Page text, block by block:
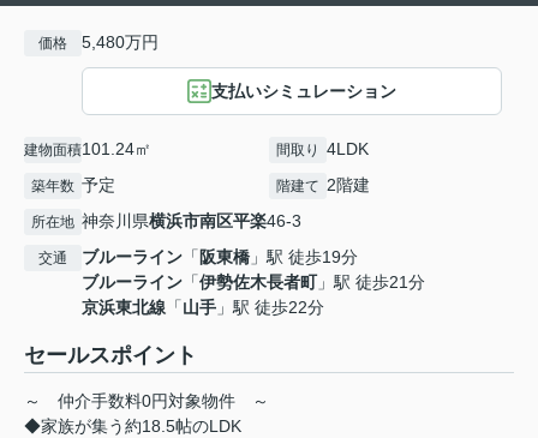
価格 5,480万円
支払いシミュレーション
建物面積101.24㎡ 間取り 4LDK
築年数 予定 階建て 2階建
所在地 神奈川県横浜市南区平楽46-3
交通 ブルーライン 「 阪東橋 」駅 徒歩19分
ブルーライン 「伊勢佐木長者町」駅 徒歩21分
京浜東北線 「山手 」駅 徒歩22分
セールスポイント
～ 仲介手数料0円対象物件 ～
◆家族が集う約18.5帖のLDK